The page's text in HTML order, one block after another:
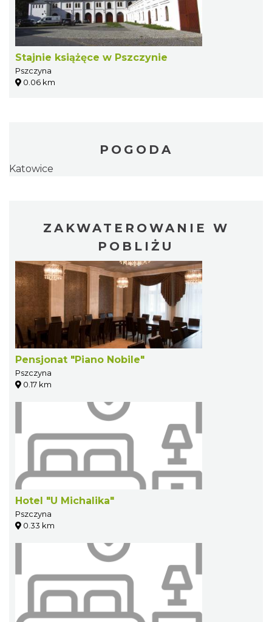
Stajnie książęce w Pszczynie
Pszczyna
0.06 km
POGODA
Katowice
ZAKWATEROWANIE W
POBLIŻU
Pensjonat "Piano Nobile"
Pszczyna
0.17 km
Hotel "U Michalika"
Pszczyna
0.33 km